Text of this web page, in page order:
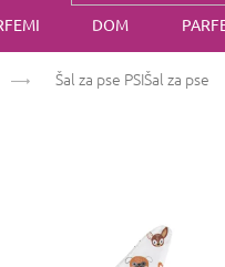
DOM
Šal za pse PSIŠal za pse